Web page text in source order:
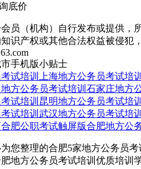
底价
员（机构）自行发布或提供，
识产权或其他合法权益被侵犯
手机版小贴士
试培训
上海地方公务员考试培训
方公务员考试培训 石家庄地方
试培训 昆明地方公务员考试培训
试培训 武汉地方公务员考试培训
合肥公职考试触屏版合肥地方公
您整理的合肥5家地方公务员
地方公务员考试培训优质培训